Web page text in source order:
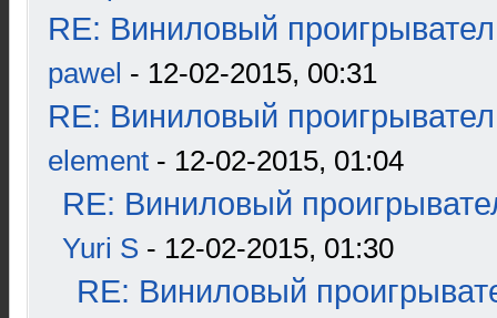
RE: Виниловый
pawel - 12-02-2015, 00:31
RE: Виниловый
element - 12-02-2015, 01:04
RE: Виниловый
Yuri S - 12-02-2015, 01:30
RE: Виниловый